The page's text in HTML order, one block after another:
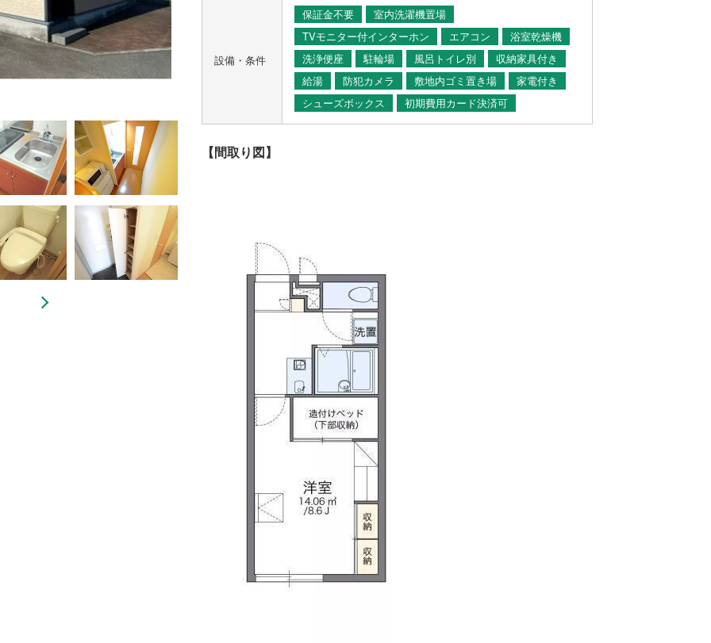
設備・条件
保証金不要
室内洗濯機置場
TVモニター付インターホン
エアコン
浴室乾燥機
洗浄便座
駐輪場 風呂トイレ別
収納家具付き
給湯
防犯カメラ 敷地内ゴミ置き場
家電付き
シューズボックス
初期費用カード決済可
【間取り図】